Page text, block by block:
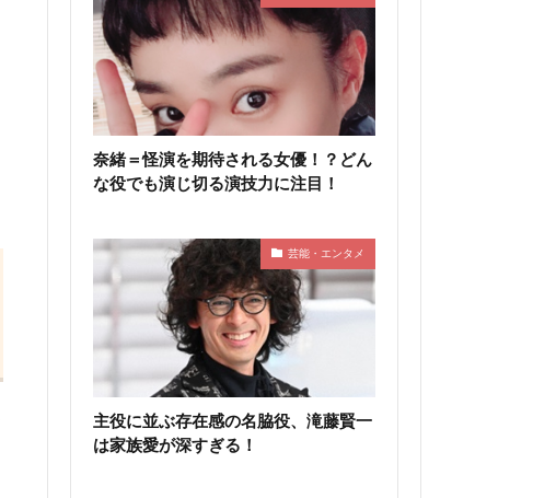
奈緒＝怪演を期待される女優！？どん
な役でも演じ切る演技力に注目！
芸能・エンタメ
主役に並ぶ存在感の名脇役、滝藤賢一
は家族愛が深すぎる！